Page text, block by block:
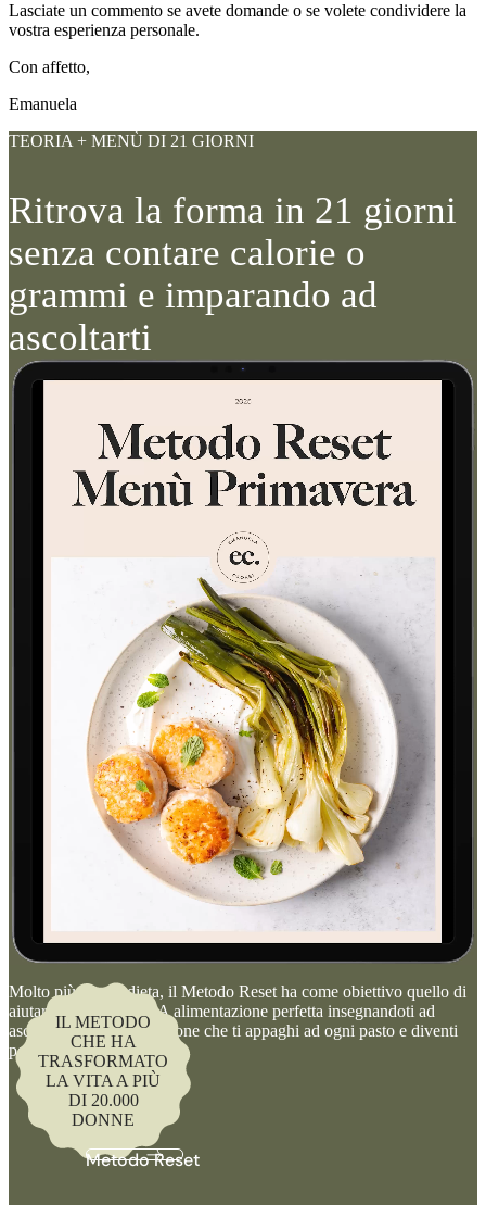
Lasciate un commento se avete domande o se volete condividere la
vostra esperienza personale.
Con affetto,
Emanuela
TEORIA + MENÙ DI 21 GIORNI
Ritrova la forma in 21 giorni
senza contare calorie o
grammi e imparando ad
ascoltarti
IL METODO
CHE HA
TRASFORMATO
LA VITA A PIÙ
DI 20.000
DONNE
Molto più di una dieta, il Metodo Reset ha come obiettivo quello di
aiutarti a creare la TUA alimentazione perfetta insegnandoti ad
ascoltarti. Un’alimentazione che ti appaghi ad ogni pasto e diventi
per te uno stile di vita.
Metodo Reset